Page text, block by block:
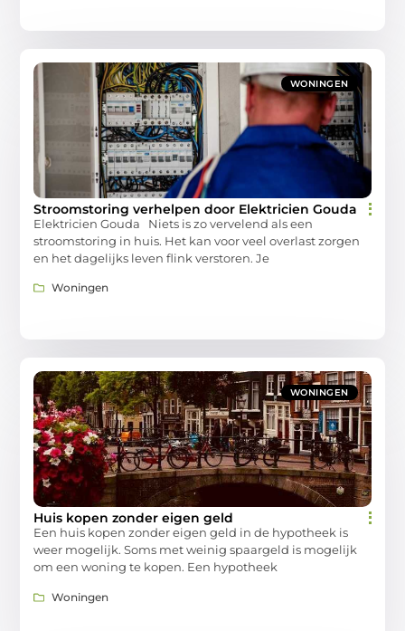
WONINGEN
Stroomstoring verhelpen door Elektricien Gouda
Elektricien Gouda Niets is zo vervelend als een
stroomstoring in huis. Het kan voor veel overlast zorgen
en het dagelijks leven flink verstoren. Je
Woningen
WONINGEN
Huis kopen zonder eigen geld
Een huis kopen zonder eigen geld in de hypotheek is
weer mogelijk. Soms met weinig spaargeld is mogelijk
om een woning te kopen. Een hypotheek
Woningen